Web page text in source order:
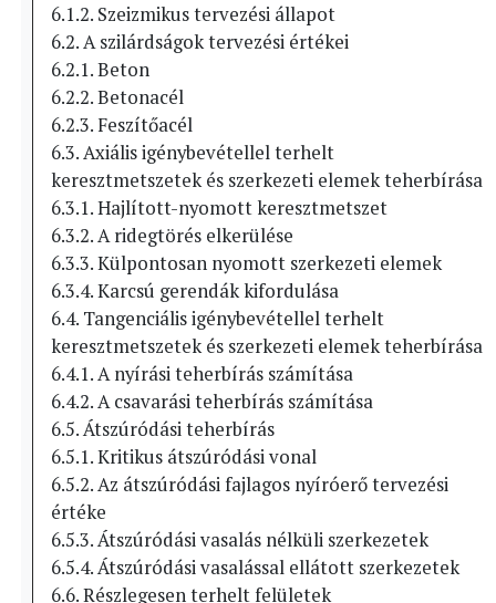
6.1.2. Szeizmikus tervezési állapot
6.2. A szilárdságok tervezési értékei
6.2.1. Beton
6.2.2. Betonacél
6.2.3. Feszítőacél
6.3. Axiális igénybevétellel terhelt
keresztmetszetek és szerkezeti elemek teherbírása
6.3.1. Hajlított-nyomott keresztmetszet
6.3.2. A ridegtörés elkerülése
6.3.3. Külpontosan nyomott szerkezeti elemek
6.3.4. Karcsú gerendák kifordulása
6.4. Tangenciális igénybevétellel terhelt
keresztmetszetek és szerkezeti elemek teherbírása
6.4.1. A nyírási teherbírás számítása
6.4.2. A csavarási teherbírás számítása
6.5. Átszúródási teherbírás
6.5.1. Kritikus átszúródási vonal
6.5.2. Az átszúródási fajlagos nyíróerő tervezési
értéke
6.5.3. Átszúródási vasalás nélküli szerkezetek
6.5.4. Átszúródási vasalással ellátott szerkezetek
6.6. Részlegesen terhelt felületek